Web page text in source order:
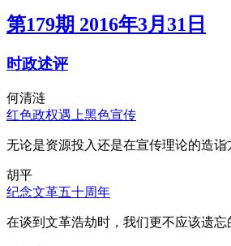
第179期 2016年3月31日
时政述评
何清涟
红色政权遇上黑色宣传
无论是资源投入还是在宣传理论的造
胡平
纪念文革五十周年
在谈到文革浩劫时，我们更不应该遗